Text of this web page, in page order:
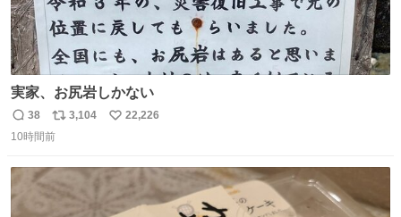
実家、お尻岩しかない
返
信
38
リ
ポ
ト
数
3,104
い
数
22,226
10時間前